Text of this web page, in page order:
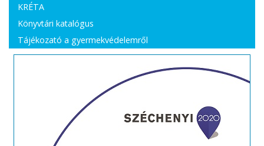
KRÉTA
Könyvtári katalógus
Tájékozató a gyermekvédelemről